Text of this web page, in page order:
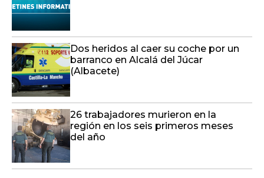
Dos heridos al caer su coche por un
barranco en Alcalá del Júcar
(Albacete)
26 trabajadores murieron en la
región en los seis primeros meses
del año